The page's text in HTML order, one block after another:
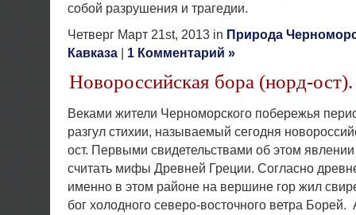
собой разрушения и трагедии.
Четверг Март 21st, 2013 in Природа
Кавказа | 1 Комментарий »
Новороссийская бора (норд-
Веками жители Черноморского побережья
разгул стихии, называемый сегодня
ост. Первыми свидетельствами об этом
считать мифы Древней Греции. Согласно
именно в этом районе на вершине гор жил
бог холодного северо-восточного ветра Борей.